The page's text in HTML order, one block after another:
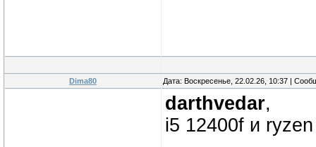
Dima80 Дата: Воскресенье, 22.02.26, 10:37 |
darthvedar,
i5 12400f и